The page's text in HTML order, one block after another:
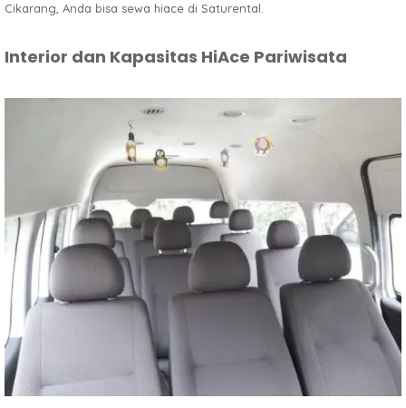
Cikarang, Anda bisa sewa hiace di Saturental.
Interior dan Kapasitas HiAce Pariwisata